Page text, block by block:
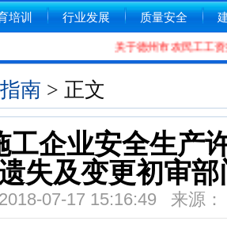
培训 行业发展 质量安全
关于德州市农民工工资投诉维
南 > 正文
工企业安全生产
失及变更初审
2018-07-17 15:16:49 来源